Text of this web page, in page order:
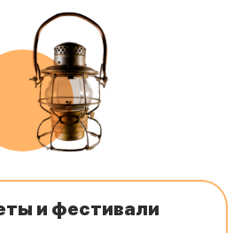
и фестивали